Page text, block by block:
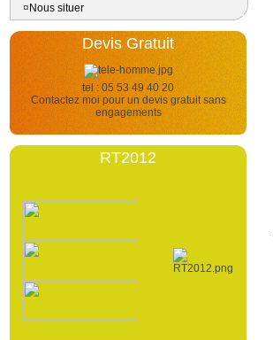
¤ Nous situer
Devis Gratuit
tel : 05 53 49 40 20
Contactez moi pour un devis gratuit sans
engagements
RT2012